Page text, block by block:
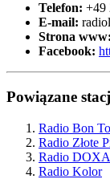
Telefon: +49
E-mail:
Strona www:
Facebook:
Powiązane
Radio Bon
Radio Złote
Radio DOXA
Radio Kolor